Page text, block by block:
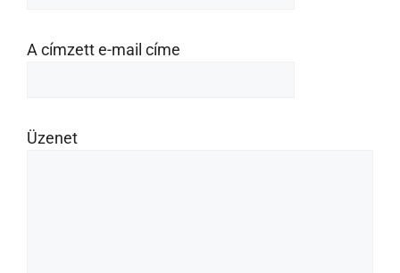
A címzett e-mail címe
Üzenet